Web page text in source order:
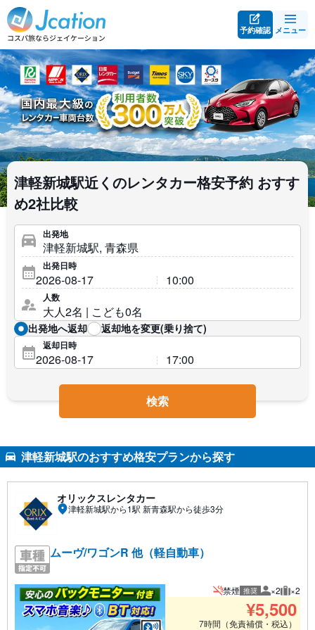
予約確認 メニュー
津軽新城駅近くのレンタカー格安予約 おすす
め2社比較
出発地
出発日時
人数
出発地へ返却 返却地を変更(乗り捨て)
返却日時
検索
津軽新城駅のおすすめ格安プランから探す
オリックスレンタカー
津軽新城駅から1駅 新青森駅から徒歩3分
ムーヴ/ワゴンR 他（軽自動車）
禁煙 推奨 推奨人数
×2 推奨
×2
¥5,500
7時間（免責補償・税込）